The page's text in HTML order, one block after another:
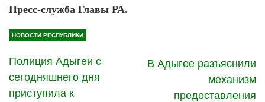
Пресс-служба Главы РА.
НОВОСТИ РЕСПУБЛИКИ
Полиция Адыгеи с
сегодняшнего дня
приступила к
В Адыгее разъяснили
механизм
предоставления